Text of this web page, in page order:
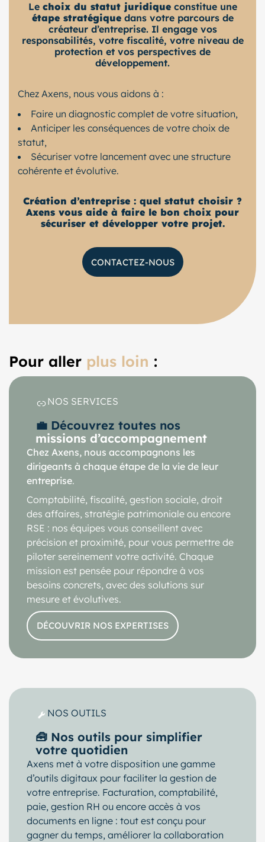
Le choix du statut juridiqueconstitue une
étape stratégiquedans votre parcours de
créateur d’entreprise. Il engage vos
responsabilités, votre fiscalité, votre niveau de
protection et vos perspectives de
développement.
Chez Axens, nous vous aidons à :
Faire un diagnostic complet de votre situation,
Anticiper les conséquences de votre choix de
statut,
Sécuriser votre lancement avec une structure
cohérente et évolutive.
Création d’entreprise : quel statut choisir ?
Axens vous aide à faire le bon choix pour
sécuriser et développer votre projet.
CONTACTEZ-NOUS
Pour aller plus loin :
NOS SERVICES
💼 Découvrez toutes nos
missions d’accompagnement
Chez Axens, nous accompagnons les
dirigeants à chaque étape de la vie de leur
entreprise.
Comptabilité, fiscalité, gestion sociale, droit
des affaires, stratégie patrimoniale ou encore
RSE : nos équipes vous conseillent avec
précision et proximité, pour vous permettre de
piloter sereinement votre activité. Chaque
mission est pensée pour répondre à vos
besoins concrets, avec des solutions sur
mesure et évolutives.
DÉCOUVRIR NOS EXPERTISES
NOS OUTILS
🧰 Nos outils pour simplifier
votre quotidien
Axens met à votre disposition une gamme
d’outils digitaux pour faciliter la gestion de
votre entreprise. Facturation, comptabilité,
paie, gestion RH ou encore accès à vos
documents en ligne : tout est conçu pour
gagner du temps, améliorer la collaboration